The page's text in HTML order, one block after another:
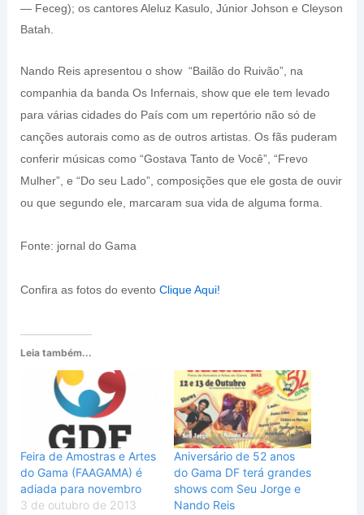
— Feceg); os cantores Aleluz Kasulo, Júnior Johson e Cleyson
Batah.
Nando Reis apresentou o show “Bailão do Ruivão”, na
companhia da banda Os Infernais, show que ele tem levado
para várias cidades do País com um repertório não só de
canções autorais como as de outros artistas. Os fãs puderam
conferir músicas como “Gostava Tanto de Você”, “Frevo
Mulher”, e “Do seu Lado”, composições que ele gosta de ouvir
ou que segundo ele, marcaram sua vida de alguma forma.
Fonte: jornal do Gama
Confira as fotos do evento Clique Aqui!
Leia também...
Feira de Amostras e Artes
do Gama (FAAGAMA) é
adiada para novembro
3 de outubro de 2013
Aniversário de 52 anos
do Gama DF terá grandes
shows com Seu Jorge e
Nando Reis